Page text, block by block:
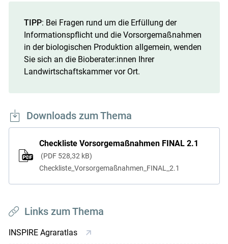
TIPP: Bei Fragen rund um die Erfüllung der
Informationspflicht und die Vorsorgemaßnahmen
in der biologischen Produktion allgemein, wenden
Sie sich an die Bioberater:innen Ihrer
Landwirtschaftskammer vor Ort.
Downloads zum Thema
Checkliste Vorsorgemaßnahmen FINAL 2.1
PDF 528,32 kB
Checkliste_Vorsorgemaßnahmen_FINAL_2.1
Links zum Thema
INSPIRE Agraratlas